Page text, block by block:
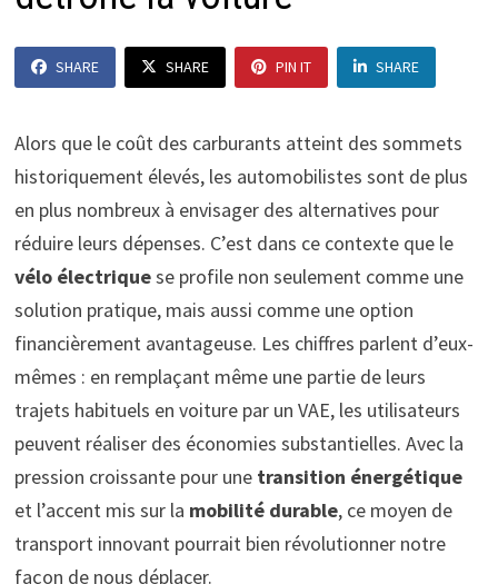
SHARE SHARE PIN IT SHARE
Alors que le coût des carburants atteint des sommets
historiquement élevés, les automobilistes sont de plus
en plus nombreux à envisager des alternatives pour
réduire leurs dépenses. C’est dans ce contexte que le
vélo électriquese profile non seulement comme une
solution pratique, mais aussi comme une option
financièrement avantageuse. Les chiffres parlent d’eux-
mêmes : en remplaçant même une partie de leurs
trajets habituels en voiture par un VAE, les utilisateurs
peuvent réaliser des économies substantielles. Avec la
pression croissante pour une transition énergétique
et l’accent mis sur la mobilité durable, ce moyen de
transport innovant pourrait bien révolutionner notre
façon de nous déplacer.